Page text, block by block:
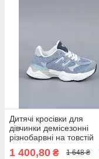
Дитячі кросівки для
дівчинки демісезонні
різнобарвні на товстій
1 400,80 ₴ 1 648 ₴